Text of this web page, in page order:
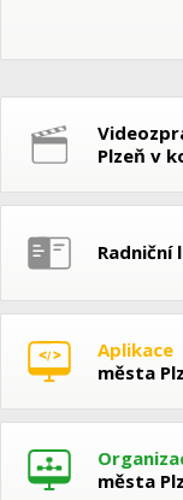
Plzeň v
Radniční
Aplikace
města
města